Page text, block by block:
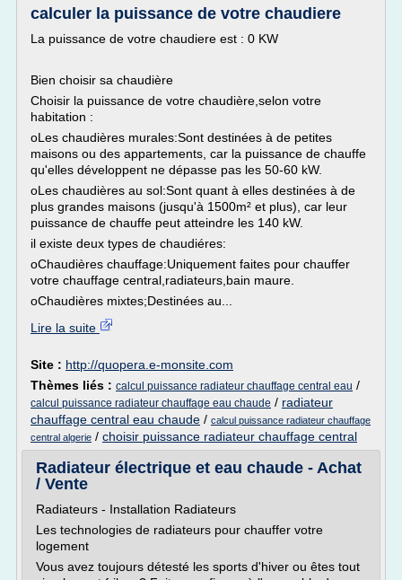
calculer la puissance de votre chaudiere
La puissance de votre chaudiere est : 0 KW
Bien choisir sa chaudière
Choisir la puissance de votre chaudière,selon votre
habitation :
oLes chaudières murales:Sont destinées à de petites
maisons ou des appartements, car la puissance de chauffe
qu'elles développent ne dépasse pas les 50-60 kW.
oLes chaudières au sol:Sont quant à elles destinées à de
plus grandes maisons (jusqu'à 1500m² et plus), car leur
puissance de chauffe peut atteindre les 140 kW.
il existe deux types de chaudiéres:
oChaudières chauffage:Uniquement faites pour chauffer
votre chauffage central,radiateurs,bain maure.
oChaudières mixtes;Destinées au...
Lire la suite
Site : http://quopera.e-monsite.com
Thèmes liés : calcul puissance radiateur chauffage central eau /
calcul puissance radiateur chauffage eau chaude / radiateur
chauffage central eau chaude / calcul puissance radiateur chauffage
central algerie / choisir puissance radiateur chauffage central
Radiateur électrique et eau chaude - Achat
/ Vente
Radiateurs - Installation Radiateurs
Les technologies de radiateurs pour chauffer votre
logement
Vous avez toujours détesté les sports d'hiver ou êtes tout